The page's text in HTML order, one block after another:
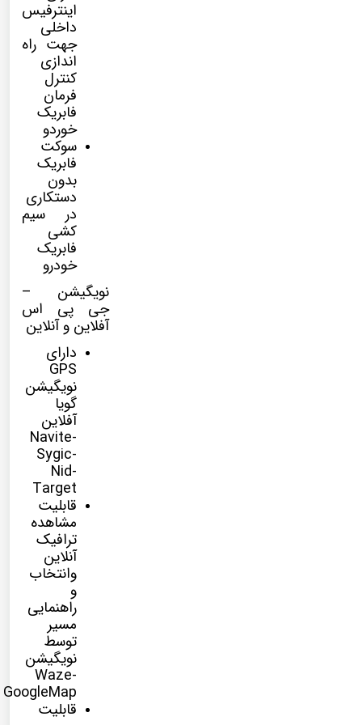
اینترفیس
داخلی
جهت راه
اندازی
کنترل
فرمان
فابریک
خوردو
سوکت
فابریک
بدون
دستکاری
در سیم
کشی
فابریک
خودرو
نویگیشن –
جی پی اس
آفلاین و آنلاین
دارای
GPS
نویگیشن
گویا
آفلاین
Navite-
Sygic-
Nid-
Target
قابلیت
مشاهده
ترافیک
آنلاین
وانتخاب
و
راهنمایی
مسیر
توسط
نویگیشن
Waze-
GoogleMap
قابلیت